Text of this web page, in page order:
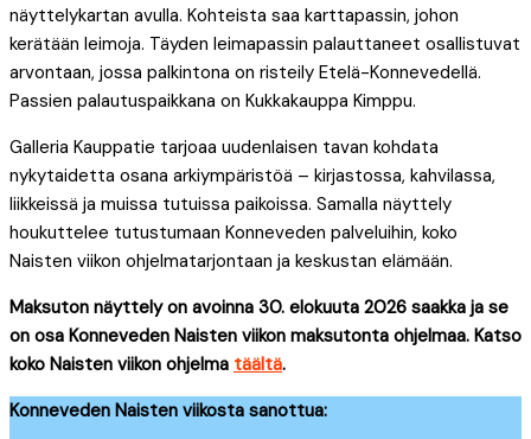
näyttelykartan avulla. Kohteista saa karttapassin, johon
kerätään leimoja. Täyden leimapassin palauttaneet osallistuvat
arvontaan, jossa palkintona on risteily Etelä-Konnevedellä.
Passien palautuspaikkana on Kukkakauppa Kimppu.
Galleria Kauppatie tarjoaa uudenlaisen tavan kohdata
nykytaidetta osana arkiympäristöä – kirjastossa, kahvilassa,
liikkeissä ja muissa tutuissa paikoissa. Samalla näyttely
houkuttelee tutustumaan Konneveden palveluihin, koko
Naisten viikon ohjelmatarjontaan ja keskustan elämään.
Maksuton näyttely on avoinna 30. elokuuta 2026 saakka ja se
on osa Konneveden Naisten viikon maksutonta ohjelmaa. Katso
koko Naisten viikon ohjelma täältä.
Konneveden Naisten viikosta sanottua: